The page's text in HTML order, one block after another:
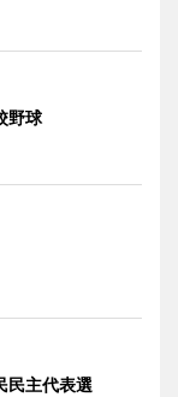
野球
主代表選